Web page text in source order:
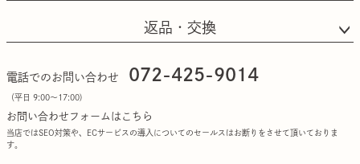
返品・交換
電話でのお問い合わせ 072-425-9014
（平日 9:00〜17:00)
お問い合わせフォームはこちら
当店ではSEO対策や、ECサービスの導入についてのセールスはお断りをさせて頂いておりま
す。